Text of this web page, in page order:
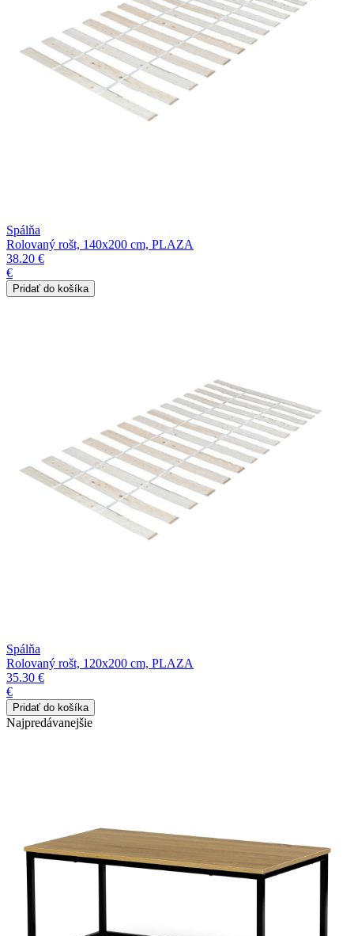
Spálňa
Rolovaný rošt, 140x200 cm, PLAZA
38.20 €
€
Spálňa
Rolovaný rošt, 120x200 cm, PLAZA
35.30 €
€
Najpredávanejšie